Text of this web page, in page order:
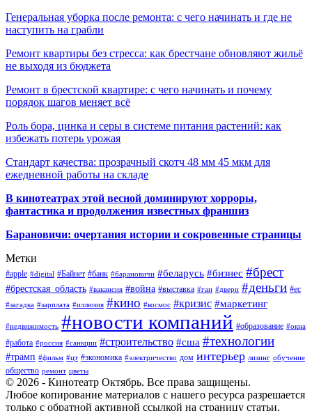
Генеральная уборка после ремонта: с чего начинать и где не
наступить на грабли
Ремонт квартиры без стресса: как брестчане обновляют жильё
не выходя из бюджета
Ремонт в брестской квартире: с чего начинать и почему
порядок шагов меняет всё
Роль бора, цинка и серы в системе питания растений: как
избежать потерь урожая
Стандарт качества: прозрачный скотч 48 мм 45 мкм для
ежедневной работы на складе
В кинотеатрах этой весной доминируют хорроры,
фантастика и продолжения известных франшиз
Барановичи: очертания истории и сокровенные страницы
Метки
#apple #digital #Байнет #банк #барановичи #беларусь #бизнес #брест
#брестская_область #вакансия #война #выставка #гаи #двери #деньги #ес
#загадка #зарплата #иллюзия #кино #космос #кризис #маркетинг
#недвижимость #новости компаний #образование #окна
#работа #россия #санкции #строительство #сша #технологии
#трамп #фильм #цт #экономика #электричество дом интерьер лизинг обучение
общество ремонт цветы
© 2026 - Кинотеатр Октябрь. Все права защищены.
Любое копирование материалов с нашего ресурса разрешается
только с обратной активной ссылкой на страницу статьи.